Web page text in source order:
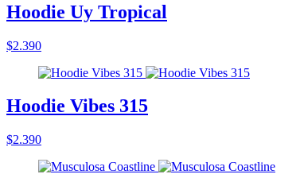
Hoodie Uy Tropical
$2.390
Hoodie Vibes 315
$2.390